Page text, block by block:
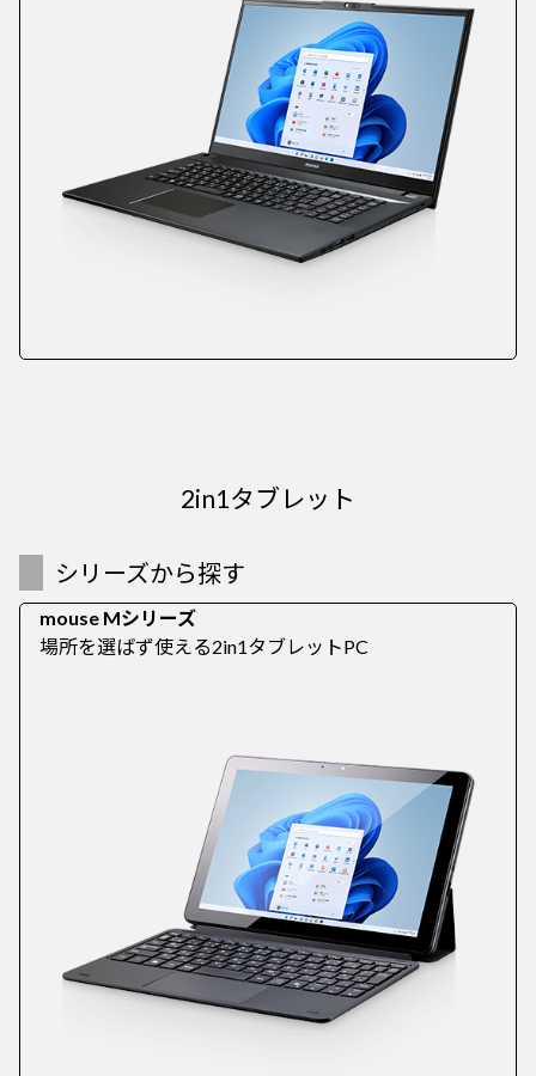
2in1タブレット
シリーズから探す
mouse Mシリーズ
場所を選ばず使える2in1タブレットPC